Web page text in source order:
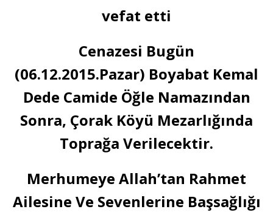
vefat etti
Cenazesi Bugün
(06.12.2015.Pazar) Boyabat Kemal
Dede Camide Öğle Namazından
Sonra, Çorak Köyü Mezarlığında
Toprağa Verilecektir.
Merhumeye Allah’tan Rahmet
Ailesine Ve Sevenlerine Başsağlığı